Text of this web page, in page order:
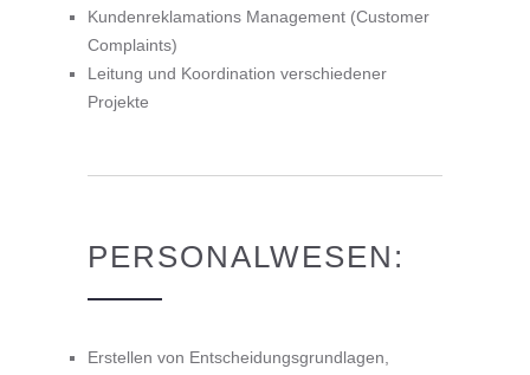
Kundenreklamations Management (Customer
Complaints)
Leitung und Koordination verschiedener
Projekte
PERSONALWESEN:
Erstellen von Entscheidungsgrundlagen,